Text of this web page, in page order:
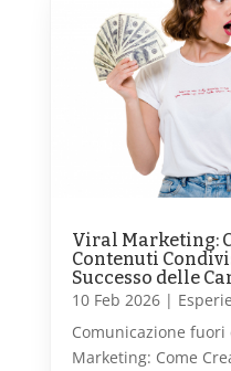
Viral Marketing:
Contenuti
Successo delle
10 Feb 2026|
Comunicazione
Marketing: Come